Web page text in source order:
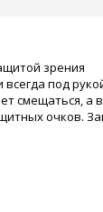
зрения
всегда под
смещаться, а
очков.